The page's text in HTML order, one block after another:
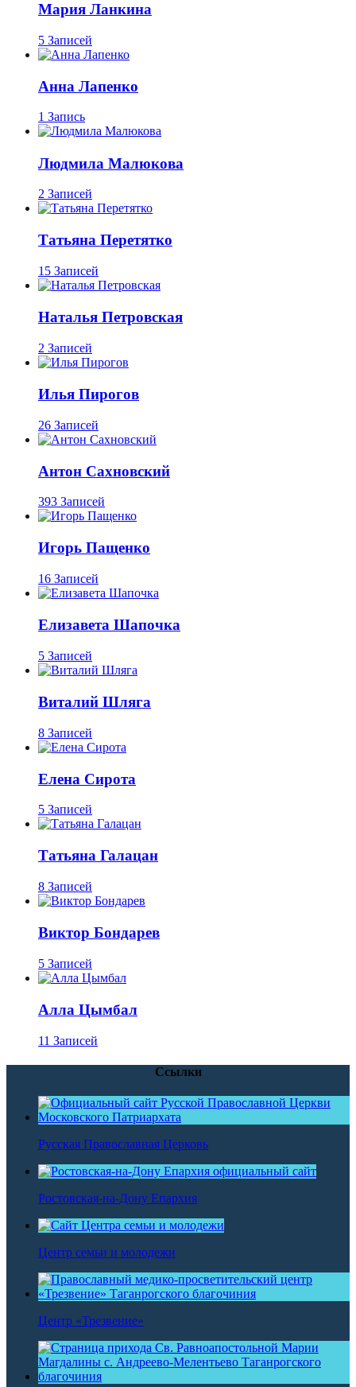
Мария Ланкина
5 Записей
Анна Лапенко
1 Запись
Людмила Малюкова
2 Записей
Татьяна Перетятко
15 Записей
Наталья Петровская
2 Записей
Илья Пирогов
26 Записей
Антон Сахновский
393 Записей
Игорь Пащенко
16 Записей
Елизавета Шапочка
5 Записей
Виталий Шляга
8 Записей
Елена Сирота
5 Записей
Татьяна Галацан
8 Записей
Виктор Бондарев
5 Записей
Алла Цымбал
11 Записей
Ссылки
Русская Православная Церковь
Ростовская-на-Дону Епархия
Центр семьи и молодежи
Центр «Трезвение»